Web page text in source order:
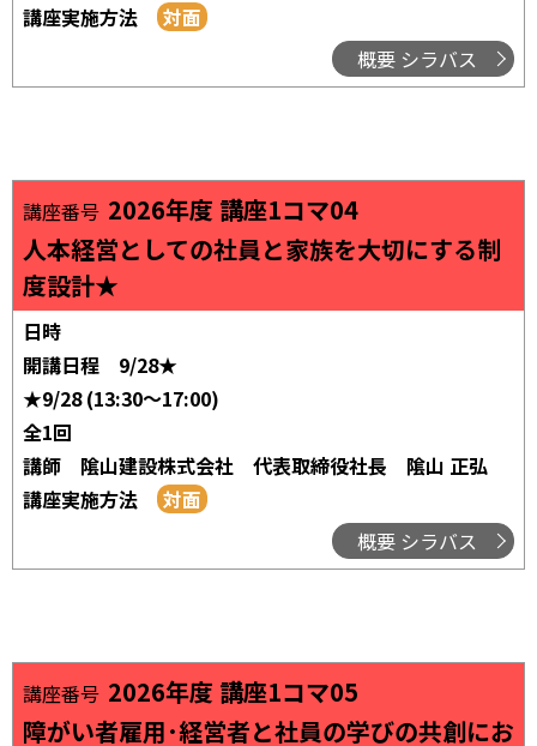
講座実施方法
概要 シラバス
講座番号 2026年度 講座1コマ04
人本経営としての社員と家族を大切にする制
度設計★
日時
開講日程
9/28★
★9/28 (13:30～17:00)
全1回
講師
隂山建設株式会社 代表取締役社長 隂山 正弘
講座実施方法
概要 シラバス
講座番号 2026年度 講座1コマ05
障がい者雇用･経営者と社員の学びの共創にお